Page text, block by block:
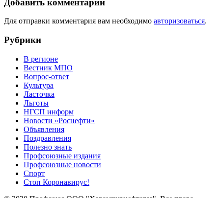
Добавить комментарий
Для отправки комментария вам необходимо авторизоваться.
Рубрики
В регионе
Вестник МПО
Вопрос-ответ
Культура
Ласточка
Льготы
НГСП информ
Новости «Роснефти»
Объявления
Поздравления
Полезно знать
Профсоюзные издания
Профсоюзные новости
Спорт
Стоп Коронавирус!